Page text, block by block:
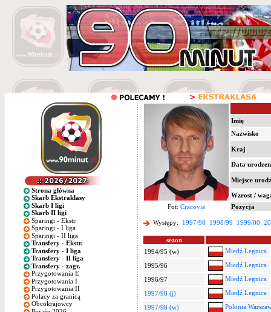
Strona główna
Skarb Ekstraklasy
Skarb I ligi
Skarb II ligi
Sparingi - Ekstr.
Sparingi - I liga
Sparingi - II liga
Transfery - Ekstr.
Transfery - I liga
Transfery - II liga
Transfery - zagr.
Przygotowania E
Przygotowania I
Przygotowania II
Polacy za granicą
Obcokrajowcy
Imię
Nazwisko
Kraj
Data
Miejsce
Wzrost /
Fot: Cracovia Pozycja
Występy: 1997/98 1998/99 1999/00
sezon
1994/95 (w)
Miedź Legnica
1995/96
Miedź Legnica
1996/97
Miedź Legnica
1997/98 (j)
Miedź Legnica
1997/98 (w)
Polonia